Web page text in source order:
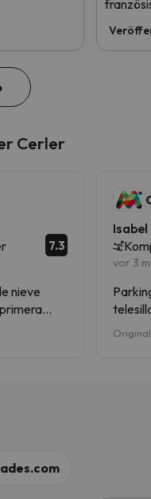
Cerler
7.3
nieve
12 ( hielo
Isabel
vor 3